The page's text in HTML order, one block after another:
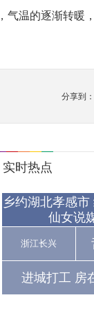
温的逐渐转暖，
分享到：
实时热点
乡约湖北孝感
仙女说
浙江长兴
进城打工 房